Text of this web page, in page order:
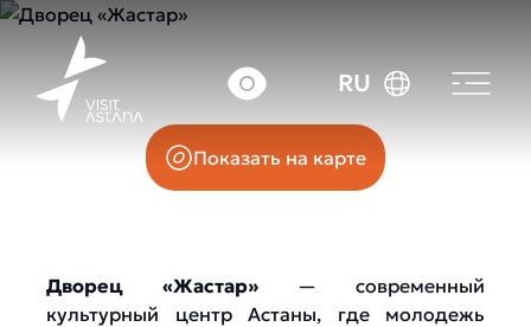
RU
Показать на карте
Дворец «Жастар» — современный
культурный центр Астаны, где молодежь